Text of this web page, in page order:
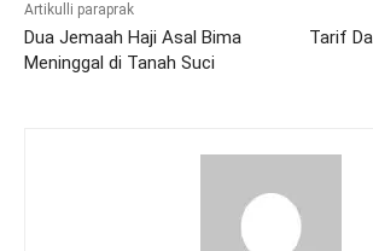
Artikulli paraprak
Dua Jemaah Haji Asal Bima
Meninggal di Tanah Suci
Tarif